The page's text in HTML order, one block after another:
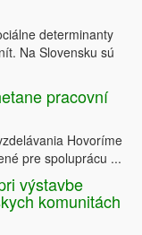
determinanty
Na Slovensku sú
pracovní
Hovoríme
pre spoluprácu ...
výstavbe
komunitách